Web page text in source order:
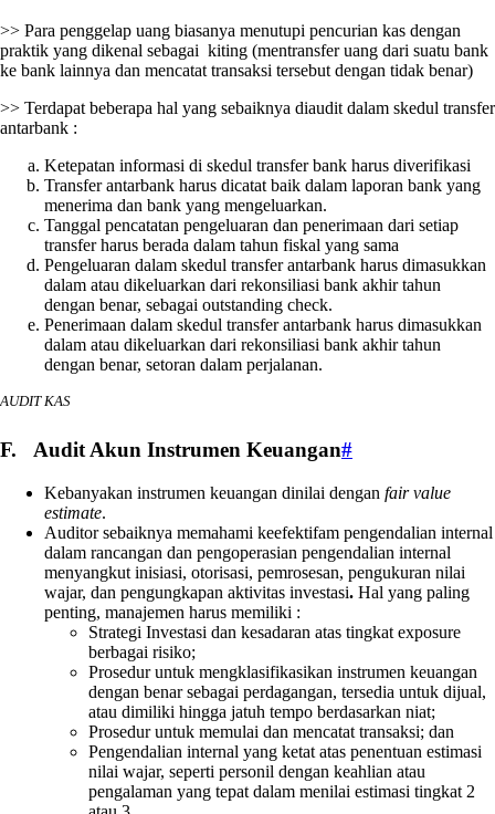
>> Para penggelap uang biasanya menutupi pencurian kas dengan
praktik yang dikenal sebagai kiting (mentransfer uang dari suatu bank
ke bank lainnya dan mencatat transaksi tersebut dengan tidak benar)
>> Terdapat beberapa hal yang sebaiknya diaudit dalam skedul transfer
antarbank :
Ketepatan informasi di skedul transfer bank harus diverifikasi
Transfer antarbank harus dicatat baik dalam laporan bank yang
menerima dan bank yang mengeluarkan.
Tanggal pencatatan pengeluaran dan penerimaan dari setiap
transfer harus berada dalam tahun fiskal yang sama
Pengeluaran dalam skedul transfer antarbank harus dimasukkan
dalam atau dikeluarkan dari rekonsiliasi bank akhir tahun
dengan benar, sebagai outstanding check.
Penerimaan dalam skedul transfer antarbank harus dimasukkan
dalam atau dikeluarkan dari rekonsiliasi bank akhir tahun
dengan benar, setoran dalam perjalanan.
AUDIT KAS
F. Audit Akun Instrumen Keuangan#
Kebanyakan instrumen keuangan dinilai dengan fair value
estimate.
Auditor sebaiknya memahami keefektifam pengendalian internal
dalam rancangan dan pengoperasian pengendalian internal
menyangkut inisiasi, otorisasi, pemrosesan, pengukuran nilai
wajar, dan pengungkapan aktivitas investasi. Hal yang paling
penting, manajemen harus memiliki :
Strategi Investasi dan kesadaran atas tingkat exposure
berbagai risiko;
Prosedur untuk mengklasifikasikan instrumen keuangan
dengan benar sebagai perdagangan, tersedia untuk dijual,
atau dimiliki hingga jatuh tempo berdasarkan niat;
Prosedur untuk memulai dan mencatat transaksi; dan
Pengendalian internal yang ketat atas penentuan estimasi
nilai wajar, seperti personil dengan keahlian atau
pengalaman yang tepat dalam menilai estimasi tingkat 2